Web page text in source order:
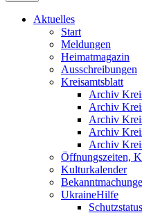
Aktuelles
Start
Meldungen
Heimatmagazin
Ausschreibungen
Kreisamtsblatt
Archiv
Archiv
Archiv
Archiv
Archiv
Öffnungszeiten,
Kulturkalender
UkraineHilfe